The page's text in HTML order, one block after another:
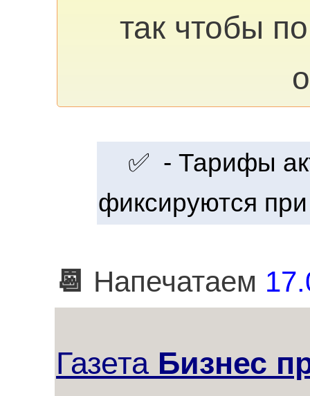
так чтобы
✅ - Тарифы
фиксируются
📆 Напечатаем
Газета Бизнес